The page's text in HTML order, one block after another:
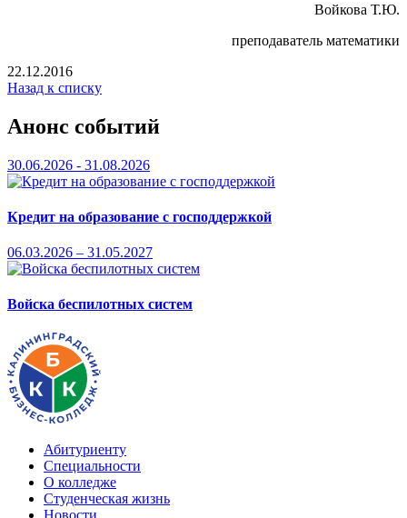
Войкова Т.Ю.
преподаватель математики
22.12.2016
Назад к списку
Анонс событий
30.06.2026 - 31.08.2026
Кредит на образование с господдержкой
06.03.2026 – 31.05.2027
Войска беспилотных систем
Абитуриенту
Специальности
О колледже
Студенческая жизнь
Новости